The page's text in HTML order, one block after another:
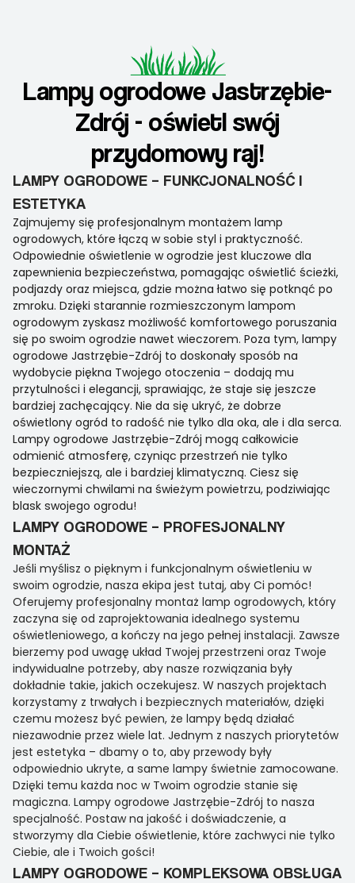
Lampy ogrodowe Jastrzębie-
Zdrój - oświetl swój
przydomowy raj!
LAMPY OGRODOWE – FUNKCJONALNOŚĆ I
ESTETYKA
Zajmujemy się profesjonalnym montażem lamp
ogrodowych, które łączą w sobie styl i praktyczność.
Odpowiednie oświetlenie w ogrodzie jest kluczowe dla
zapewnienia bezpieczeństwa, pomagając oświetlić ścieżki,
podjazdy oraz miejsca, gdzie można łatwo się potknąć po
zmroku. Dzięki starannie rozmieszczonym lampom
ogrodowym zyskasz możliwość komfortowego poruszania
się po swoim ogrodzie nawet wieczorem. Poza tym, lampy
ogrodowe Jastrzębie-Zdrój to doskonały sposób na
wydobycie piękna Twojego otoczenia – dodają mu
przytulności i elegancji, sprawiając, że staje się jeszcze
bardziej zachęcający. Nie da się ukryć, że dobrze
oświetlony ogród to radość nie tylko dla oka, ale i dla serca.
Lampy ogrodowe Jastrzębie-Zdrój mogą całkowicie
odmienić atmosferę, czyniąc przestrzeń nie tylko
bezpieczniejszą, ale i bardziej klimatyczną. Ciesz się
wieczornymi chwilami na świeżym powietrzu, podziwiając
blask swojego ogrodu!
LAMPY OGRODOWE – PROFESJONALNY
MONTAŻ
Jeśli myślisz o pięknym i funkcjonalnym oświetleniu w
swoim ogrodzie, nasza ekipa jest tutaj, aby Ci pomóc!
Oferujemy profesjonalny montaż lamp ogrodowych, który
zaczyna się od zaprojektowania idealnego systemu
oświetleniowego, a kończy na jego pełnej instalacji. Zawsze
bierzemy pod uwagę układ Twojej przestrzeni oraz Twoje
indywidualne potrzeby, aby nasze rozwiązania były
dokładnie takie, jakich oczekujesz. W naszych projektach
korzystamy z trwałych i bezpiecznych materiałów, dzięki
czemu możesz być pewien, że lampy będą działać
niezawodnie przez wiele lat. Jednym z naszych priorytetów
jest estetyka – dbamy o to, aby przewody były
odpowiednio ukryte, a same lampy świetnie zamocowane.
Dzięki temu każda noc w Twoim ogrodzie stanie się
magiczna. Lampy ogrodowe Jastrzębie-Zdrój to nasza
specjalność. Postaw na jakość i doświadczenie, a
stworzymy dla Ciebie oświetlenie, które zachwyci nie tylko
Ciebie, ale i Twoich gości!
LAMPY OGRODOWE – KOMPLEKSOWA OBSŁUGA